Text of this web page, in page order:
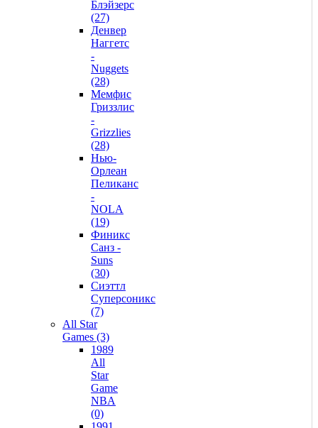
Блэйзерс
(27)
Денвер
Наггетс
-
Nuggets
(28)
Мемфис
Гриззлис
-
Grizzlies
(28)
Нью-
Орлеан
Пеликанс
-
NOLA
(19)
Финикс
Санз -
Suns
(30)
Сиэттл
Суперсоникс
(7)
All Star
Games (3)
1989
All
Star
Game
NBA
(0)